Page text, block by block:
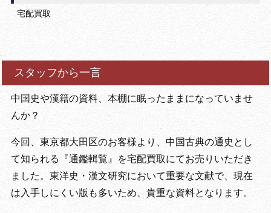
宅配買取
スタッフから一言
中国史や漢籍の資料、本棚に眠ったままになっていませ
んか？
今回、東京都大田区のお客様より、中国古典の通史とし
て知られる『通鑑輯覧』を宅配買取にてお売りいただき
ました。東洋史・漢文研究において重要な文献で、現在
は入手しにくい版も多いため、貴重な資料となります。